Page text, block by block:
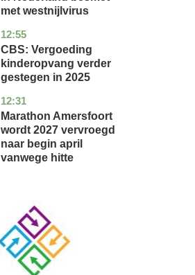
met westnijlvirus
12:55
zuid-
holland
economie
CBS: Vergoeding
kinderopvang verder
gestegen in 2025
12:31
utrecht
nieuws
Marathon Amersfoort
wordt 2027 vervroegd
naar begin april
vanwege hitte